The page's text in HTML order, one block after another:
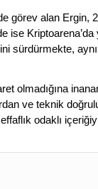
görev alan Ergin,
Kriptoarena’da
sürdürmekte,
olmadığına
ve teknik
odaklı